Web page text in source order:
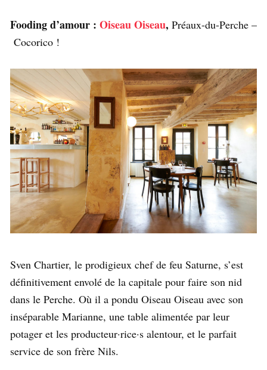
Fooding d’amour : Oiseau Oiseau, Préaux-du-Perche –
Cocorico !
Sven Chartier, le prodigieux chef de feu Saturne, s’est
définitivement envolé de la capitale pour faire son nid
dans le Perche. Où il a pondu Oiseau Oiseau avec son
inséparable Marianne, une table alimentée par leur
potager et les producteur·rice·s alentour, et le parfait
service de son frère Nils.